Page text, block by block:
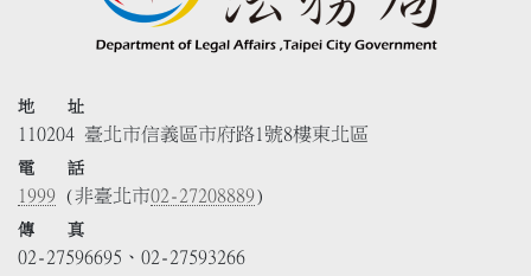
地 址
110204 臺北市信義區市府路1號8樓東北區
電 話
1999 (非臺北市02-27208889)
傳 真
02-27596695、02-27593266